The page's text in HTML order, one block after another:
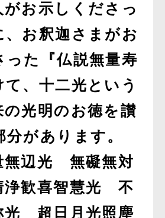
お示しくださっ
、お釈迦さまがお
った『仏説無量寿
、十二光という
の光明のお徳を讃
分があります。
無辺光 無礙無対
歓喜智慧光 不
光 超日月光照塵